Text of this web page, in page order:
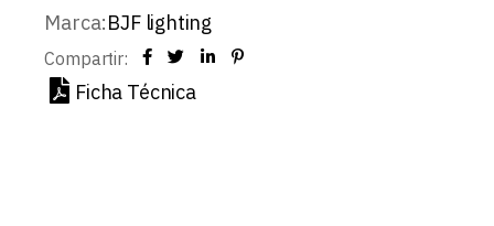
Marca:BJF lighting
Compartir:
Ficha Técnica